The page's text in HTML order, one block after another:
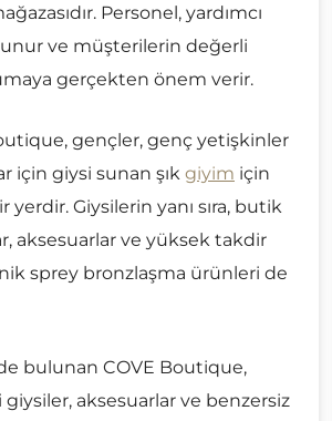
Personel, yardımcı
ve müşterilerin değerli
gerçekten önem verir.
gençler, genç yetişkinler
için giysi sunan şık giyim için
Giysilerin yanı sıra, butik
aksesuarlar ve yüksek takdir
sprey bronzlaşma ürünleri de
bulunan COVE Boutique,
aksesuarlar ve benzersiz